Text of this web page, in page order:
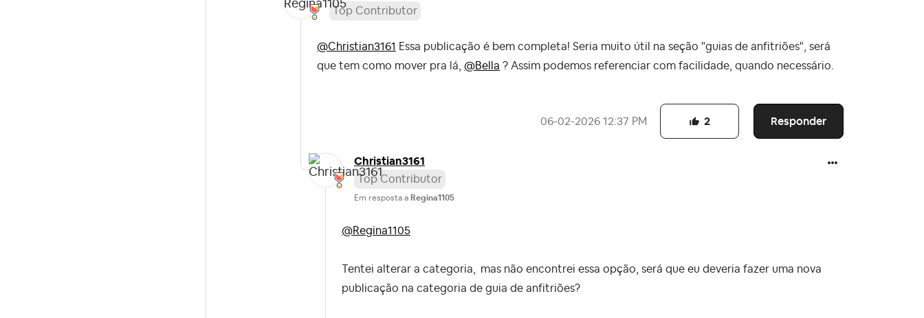
Top Contributor
@Christian3161 Essa publicação é bem completa! Seria muito útil na seção "guias de anfitriões", será
que tem como mover pra lá, @Bella ? Assim podemos referenciar com facilidade, quando necessário.
‎06-02-2026 12:37 PM Responder
2
Christian3161
Top Contributor
Em resposta a Regina1105
@Regina1105
Tentei alterar a categoria, mas não encontrei essa opção, será que eu deveria fazer uma nova
publicação na categoria de guia de anfitriões?